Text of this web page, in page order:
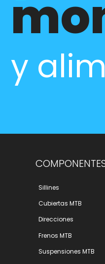
y
Sillines
Cubiertas MTB
Direcciones
Frenos MTB
Suspensiones MTB